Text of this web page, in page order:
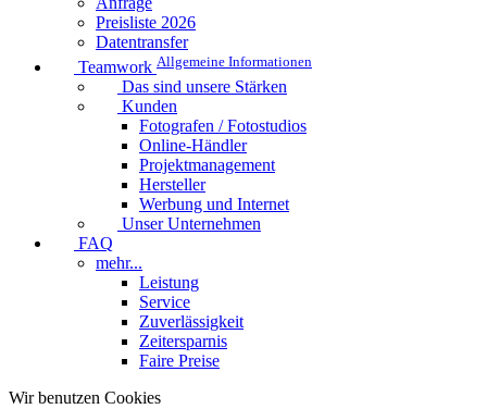
Preisliste 2026
Datentransfer
Teamwork Allgemeine Informationen
Das sind unsere Stärken
Kunden
Fotografen / Fotostudios
Online-Händler
Projektmanagement
Hersteller
Werbung und Internet
Unser Unternehmen
FAQ
mehr...
Leistung
Service
Zuverlässigkeit
Zeitersparnis
Faire Preise
Wir benutzen Cookies